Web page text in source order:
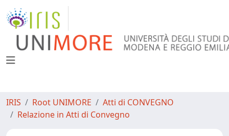
IRIS Root UNIMORE
Atti di CONVEGNO
Relazione in Atti di Convegno